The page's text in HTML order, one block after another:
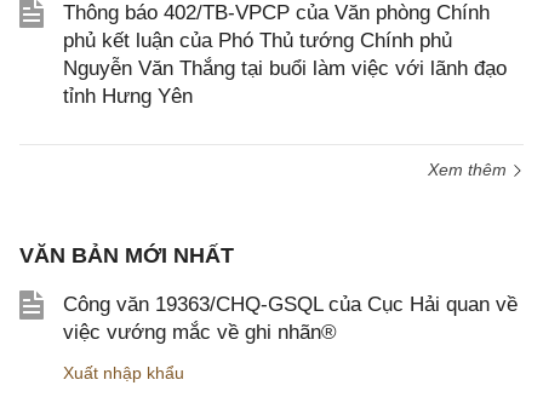
Thông báo 402/TB-VPCP của Văn phòng Chính
phủ kết luận của Phó Thủ tướng Chính phủ
Nguyễn Văn Thắng tại buổi làm việc với lãnh đạo
tỉnh Hưng Yên
Xem thêm
VĂN BẢN MỚI NHẤT
Công văn 19363/CHQ-GSQL của Cục Hải quan về
việc vướng mắc về ghi nhãn®
Xuất nhập khẩu